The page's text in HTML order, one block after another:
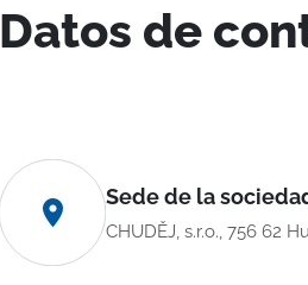
Datos de
Sede de la
CHUDĚJ, s.r.o., 756 62